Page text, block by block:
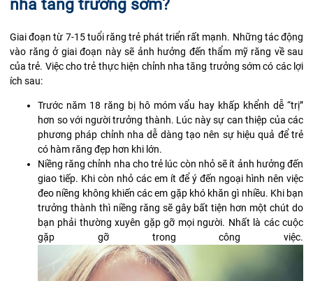
nha tăng trưởng sớm?
Giai đoạn từ 7-15 tuổi răng trẻ phát triển rất mạnh. Những tác động
vào răng ở giai đoạn này sẽ ảnh hưởng đến thẩm mỹ răng về sau
của trẻ. Việc cho trẻ thực hiện chỉnh nha tăng trưởng sớm có các lợi
ích sau:
Trước năm 18 răng bị hô móm vẩu hay khấp khểnh dễ “trị”
hơn so với người trưởng thành. Lúc này sự can thiệp của các
phương pháp chỉnh nha dễ dàng tạo nên sự hiệu quả để trẻ
có hàm răng đẹp hơn khi lớn.
Niềng răng chỉnh nha cho trẻ lúc còn nhỏ sẽ ít ảnh hưởng đến
giao tiếp. Khi còn nhỏ các em ít để ý đến ngoại hình nên việc
đeo niềng không khiến các em gặp khó khăn gì nhiều. Khi bạn
trưởng thành thì niềng răng sẽ gây bất tiện hơn một chút do
bạn phải thường xuyên gặp gỡ mọi người. Nhất là các cuộc
gặp gỡ trong công việc.